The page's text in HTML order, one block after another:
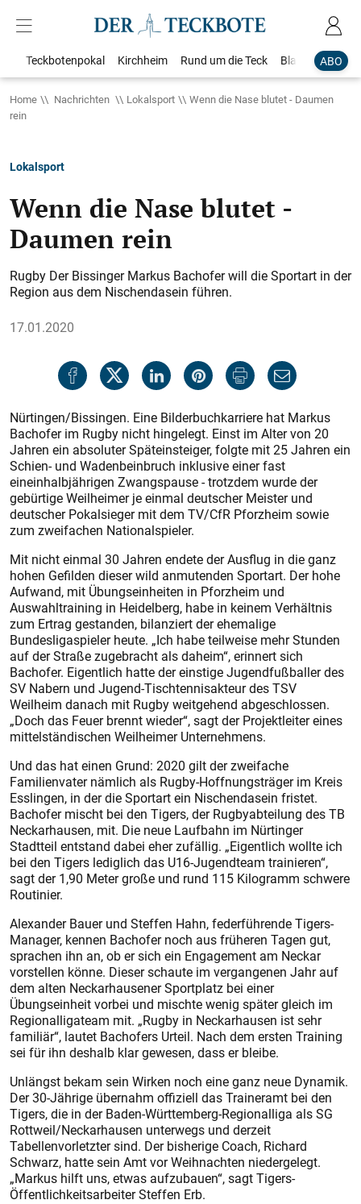
ABO
Teckbotenpokal Kirchheim Rund um die Teck Blaulicht
Home Nachrichten Lokalsport
Wenn die Nase blutet - Daumen
rein
Lokalsport
Wenn die Nase blutet -
Daumen rein
Rugby Der Bissinger Markus Bachofer will die Sportart in der
Region aus dem Nischendasein führen.
17.01.2020
Nürtingen/Bissingen. Eine Bilderbuchkarriere hat Markus
Bachofer im Rugby nicht hingelegt. Einst im Alter von 20
Jahren ein absoluter Späteinsteiger, folgte mit 25 Jahren ein
Schien- und Wadenbeinbruch inklusive einer fast
eineinhalbjährigen Zwangspause - trotzdem wurde der
gebürtige Weilheimer je einmal deutscher Meister und
deutscher Pokalsieger mit dem TV/CfR Pforzheim sowie
zum zweifachen Nationalspieler.
Mit nicht einmal 30 Jahren endete der Ausflug in die ganz
hohen Gefilden dieser wild anmutenden Sportart. Der hohe
Aufwand, mit Übungseinheiten in Pforzheim und
Auswahltraining in Heidelberg, habe in keinem Verhältnis
zum Ertrag gestanden, bilanziert der ehemalige
Bundesligaspieler heute. „Ich habe teilweise mehr Stunden
auf der Straße zugebracht als daheim“, erinnert sich
Bachofer. Eigentlich hatte der einstige Jugendfußballer des
SV Nabern und Jugend-Tischtennisakteur des TSV
Weilheim danach mit Rugby weitgehend abgeschlossen.
„Doch das Feuer brennt wieder“, sagt der Projektleiter eines
mittelständischen Weilheimer Unternehmens.
Und das hat einen Grund: 2020 gilt der zweifache
Familienvater nämlich als Rugby-Hoffnungsträger im Kreis
Esslingen, in der die Sportart ein Nischendasein fristet.
Bachofer mischt bei den Tigers, der Rugbyabteilung des TB
Neckarhausen, mit. Die neue Laufbahn im Nürtinger
Stadtteil entstand dabei eher zufällig. „Eigentlich wollte ich
bei den Tigers lediglich das U16-Jugendteam trainieren“,
sagt der 1,90 Meter große und rund 115 Kilogramm schwere
Routinier.
Alexander Bauer und Steffen Hahn, federführende Tigers-
Manager, kennen Bachofer noch aus früheren Tagen gut,
sprachen ihn an, ob er sich ein Engagement am Neckar
vorstellen könne. Dieser schaute im vergangenen Jahr auf
dem alten Neckarhausener Sportplatz bei einer
Übungseinheit vorbei und mischte wenig später gleich im
Regionalligateam mit. „Rugby in Neckarhausen ist sehr
familiär“, lautet Bachofers Urteil. Nach dem ersten Training
sei für ihn deshalb klar gewesen, dass er bleibe.
Unlängst bekam sein Wirken noch eine ganz neue Dynamik.
Der 30-Jährige übernahm offiziell das Traineramt bei den
Tigers, die in der Baden-Württemberg-Regionalliga als SG
Rottweil/Neckarhausen unterwegs und derzeit
Tabellenvorletzter sind. Der bisherige Coach, Richard
Schwarz, hatte sein Amt vor Weihnachten niedergelegt.
„Markus hilft uns, etwas aufzubauen“, sagt Tigers-
Öffentlichkeitsarbeiter Steffen Erb.